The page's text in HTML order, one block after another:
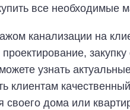
все необходимые
канализации на
узнать
клиентам
своего дома или